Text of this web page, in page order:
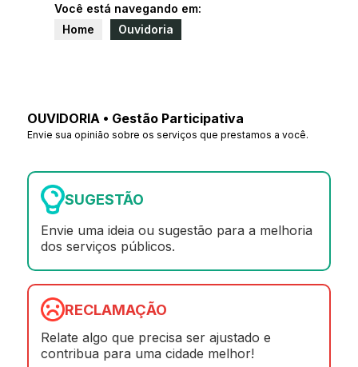
Você está navegando em:
Home
Ouvidoria
OUVIDORIA • Gestão Participativa
Envie sua opinião sobre os serviços que prestamos a você.
SUGESTÃO
Envie uma ideia ou sugestão para a melhoria
dos serviços públicos.
RECLAMAÇÃO
Relate algo que precisa ser ajustado e
contribua para uma cidade melhor!